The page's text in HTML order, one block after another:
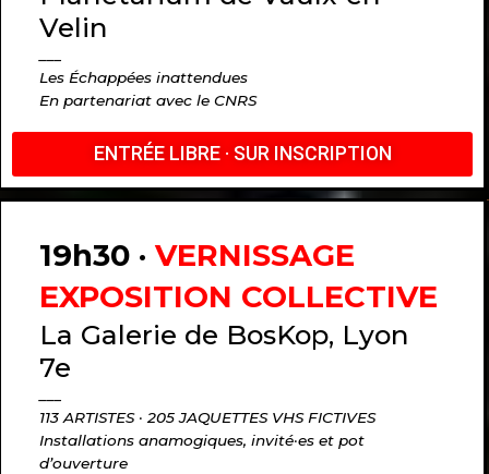
Velin
Les Échappées inattendues
En partenariat avec le CNRS
ENTRÉE LIBRE · SUR INSCRIPTION
19h30 · VERNISSAGE
EXPOSITION COLLECTIVE
La Galerie de BosKop, Lyon
7e
113 ARTISTES · 205 JAQUETTES VHS FICTIVES
Installations anamogiques, invité·es et pot
d’ouverture